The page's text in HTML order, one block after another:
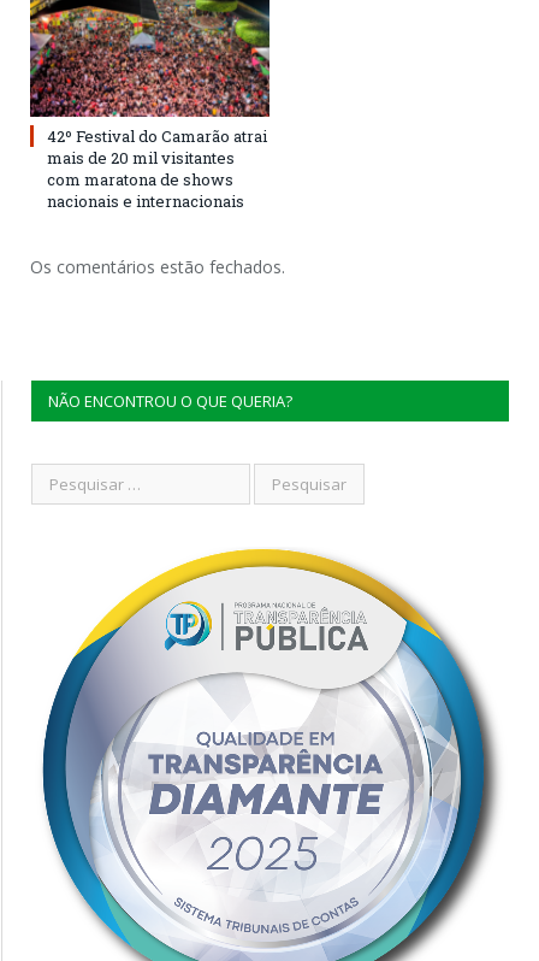
42º Festival do Camarão atrai
mais de 20 mil visitantes
com maratona de shows
nacionais e internacionais
Os comentários estão fechados.
NÃO ENCONTROU O QUE QUERIA?